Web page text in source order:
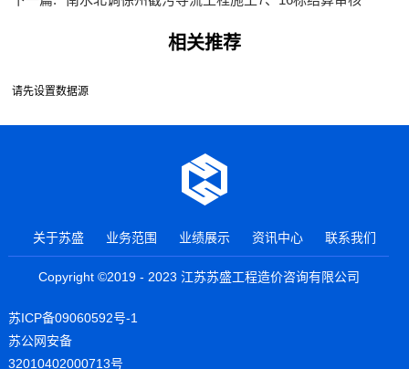
相关推荐
请先设置数据源
关于苏盛 业务范围 业绩展示 资讯中心 联系我们
Copyright ©2019 - 2023 江苏苏盛工程造价咨询有限公司
苏ICP备09060592号-1
苏公网安备
32010402000713号